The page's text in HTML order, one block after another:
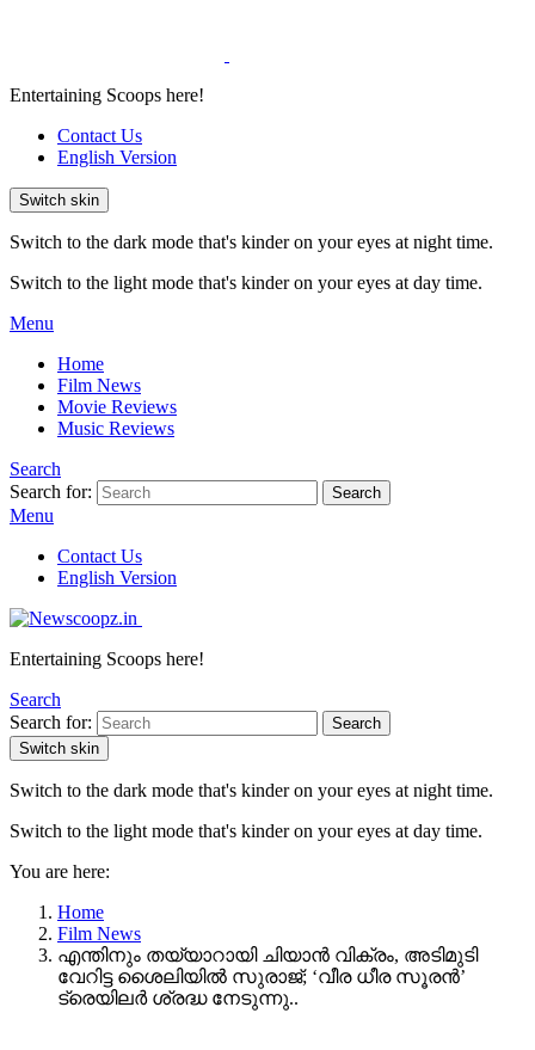
Entertaining Scoops here!
Contact Us
English Version
Switch skin
Switch to the dark mode that's kinder on your eyes at night time.
Switch to the light mode that's kinder on your eyes at day time.
Menu
Home
Film News
Movie Reviews
Music Reviews
Search
Search for:
Search
Menu
Contact Us
English Version
Entertaining Scoops here!
Search
Search for:
Search
Switch skin
Switch to the dark mode that's kinder on your eyes at night time.
Switch to the light mode that's kinder on your eyes at day time.
You are here:
Home
Film News
എന്തിനും തയ്യാറായി ചിയാൻ വിക്രം, അടിമുടി
വേറിട്ട ശൈലിയിൽ സുരാജ്; ‘വീര ധീര സൂരൻ’
ട്രെയിലർ ശ്രദ്ധ നേടുന്നു..